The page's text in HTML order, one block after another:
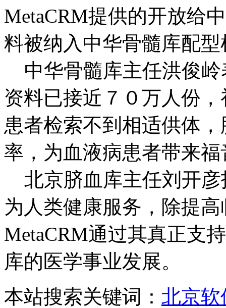
MetaCRM提供的开放给
料被纳入中华骨髓库配
中华骨髓库主任洪俊岭
资料已接近７０万人份
患者检索不到相适供体
率，为血液病患者带来福
北京脐血库主任刘开彦
为人类健康服务，除提
MetaCRM通过其真正支
库的医学事业发展。
本站搜索关键词： 北京软